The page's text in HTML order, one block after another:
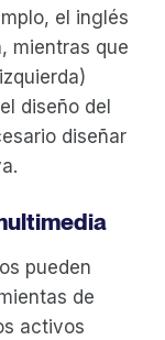
el inglés
mientras que
diseño del
diseñar
pueden
de
activos